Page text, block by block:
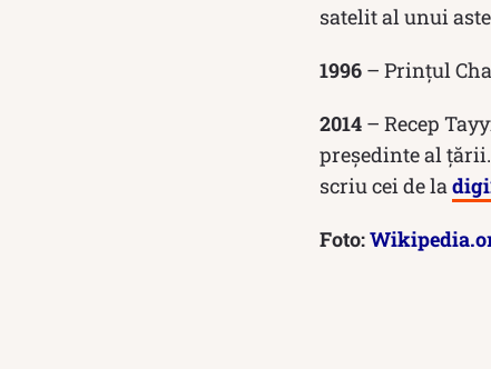
satelit al unui
1996 – Prințul
2014 – Recep
președinte al
scriu cei de la
Foto: